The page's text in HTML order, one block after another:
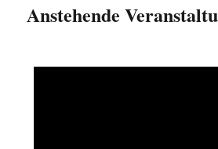
Anstehende